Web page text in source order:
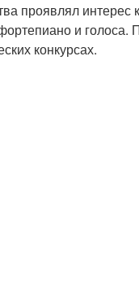
проявлял интерес
и
конкурсах.